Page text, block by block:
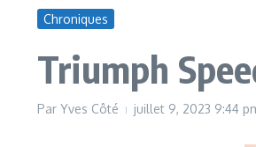
Chroniques
Triumph
Par Yves Côté juillet 9, 2023 9:44